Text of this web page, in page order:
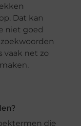
Dat kan
niet goed
vaak net zo
die